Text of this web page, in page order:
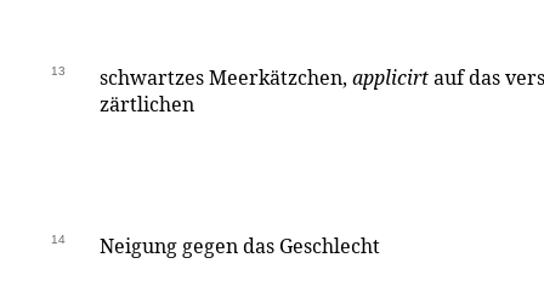
13 schwartzes Meerkätzchen, applicirtauf das
zärtlichen
14 Neigung gegen das Geschlecht